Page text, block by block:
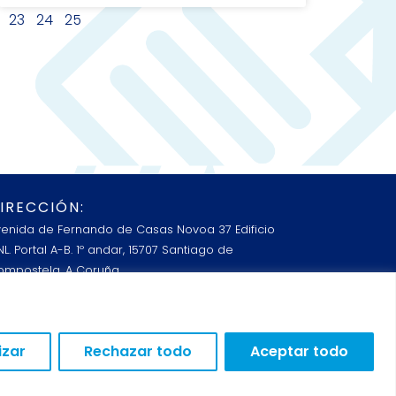
Rechazar todo Aceptar todo
23 24 25
de Fernando de Casas Novoa 37 Edificio
Portal A-B. 1º andar, 15707 Santiago de
A Coruña